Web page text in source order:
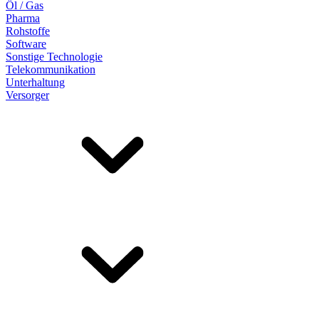
Öl / Gas
Pharma
Rohstoffe
Software
Sonstige Technologie
Telekommunikation
Unterhaltung
Versorger